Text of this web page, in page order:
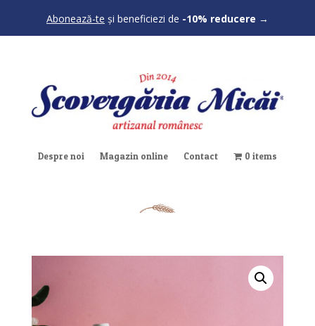
Abonează-te și beneficiezi de -10% reducere →
Despre noi Magazin online Contact 0 items